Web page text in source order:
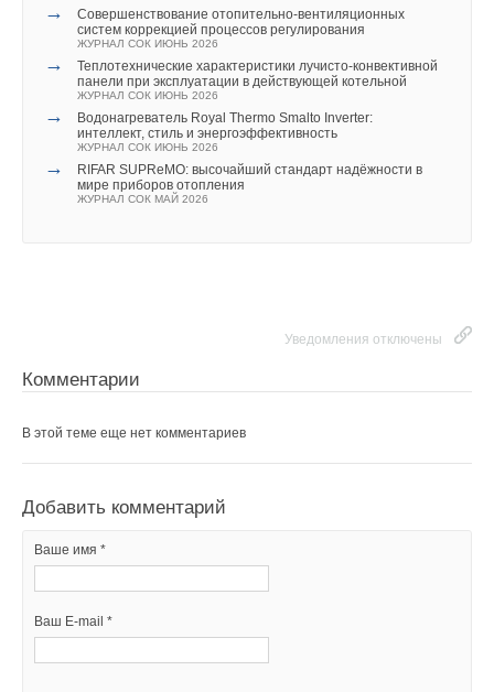
→
Совершенствование отопительно-вентиляционных
систем коррекцией процессов регулирования
ЖУРНАЛ СОК ИЮНЬ 2026
→
Теплотехнические характеристики лучисто-конвективной
панели при эксплуатации в действующей котельной
ЖУРНАЛ СОК ИЮНЬ 2026
→
Водонагреватель Royal Thermo Smalto Inverter:
интеллект, стиль и энергоэффективность
ЖУРНАЛ СОК ИЮНЬ 2026
→
RIFAR SUPReMO: высочайший стандарт надёжности в
мире приборов отопления
ЖУРНАЛ СОК МАЙ 2026
Уведомления отключены
Комментарии
В этой теме еще нет комментариев
Добавить комментарий
Ваше имя *
Ваш E-mail *